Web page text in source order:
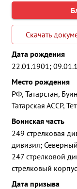
Скачать
Дата рождения
22.01.1901;
Место рождения
РФ, Татарстан,
Татарская АССР,
Воинская часть
249 стрелковая
дивизия;
247 стрелковой
стрелковый корпус
Дата призыва